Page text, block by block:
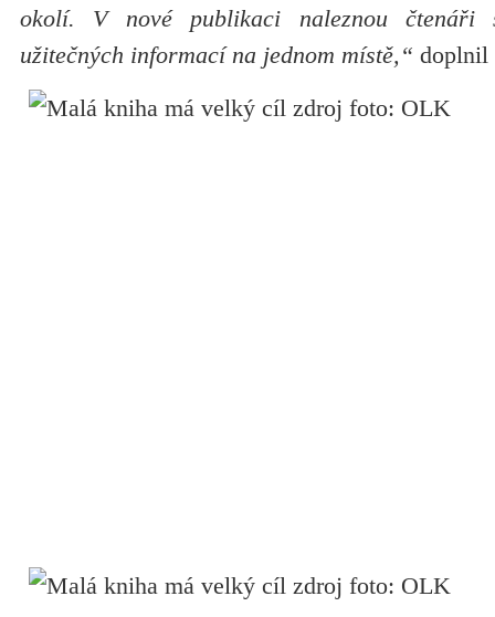
okolí. V nové publikaci naleznou čtenáři
užitečných informací na jednom místě,“ doplnil